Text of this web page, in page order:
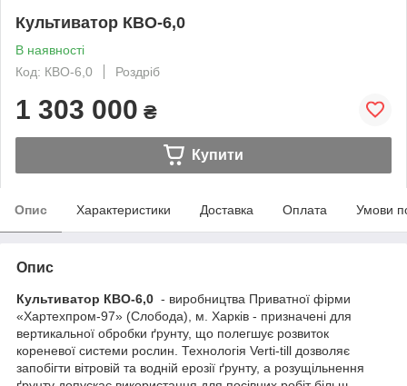
Культиватор КВО-6,0
В наявності
Код: КВО-6,0
Роздріб
1 303 000 ₴
Купити
Опис Характеристики Доставка Оплата Умови
Опис
Культиватор КВО-6,0 - виробництва Приватної фірми
«Хартехпром-97» (Слобода), м. Харків - призначені для
вертикальної обробки ґрунту, що полегшує розвиток
кореневої системи рослин. Технологія Verti-till дозволяє
запобігти вітровій та водній ерозії ґрунту, а розущільнення